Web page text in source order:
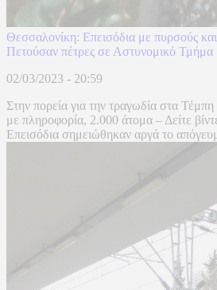
Θεσσαλονίκη: Επεισόδια με πυρσούς
Πετούσαν πέτρες σε Αστυνομικό Τμήμα
02/03/2023 - 20:59
Στην πορεία για την τραγωδία στα
με πληροφορία, 2.000 άτομα – Δείτε
Επεισόδια σημειώθηκαν αργά το